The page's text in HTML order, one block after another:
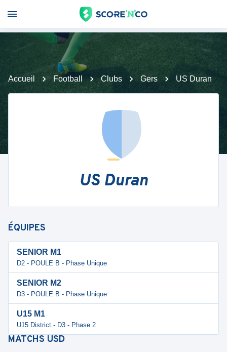
Accueil Football Clubs Gers US Duran
US Duran
ÉQUIPES
SENIOR M1
D2 - POULE B - Phase Unique
SENIOR M2
D3 - POULE B - Phase Unique
U15 M1
U15 District - D3 - Phase 2
MATCHS USD